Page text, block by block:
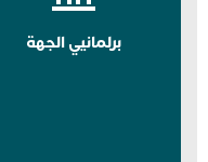
برلمانيي الجهة